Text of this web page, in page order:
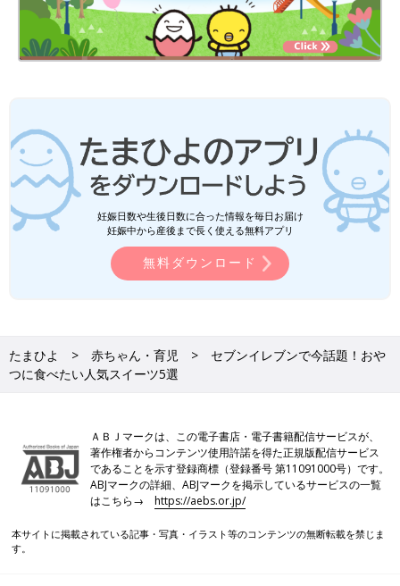
妊娠日数や生後日数に合った情報を毎日お届け
妊娠中から産後まで長く使える無料アプリ
無料ダウンロード
たまひよ 赤ちゃん・育児
セブンイレブンで今話題！おや
つに食べたい人気スイーツ5選
ＡＢＪマークは、この電子書店・電子書籍配信サービスが、
著作権者からコンテンツ使用許諾を得た正規版配信サービス
であることを示す登録商標（登録番号 第11091000号）です。
ABJマークの詳細、ABJマークを掲示しているサービスの一覧
はこちら→https://aebs.or.jp/
本サイトに掲載されている記事・写真・イラスト等のコンテンツの無断転載を禁じま
す。